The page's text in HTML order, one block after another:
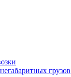
грузов